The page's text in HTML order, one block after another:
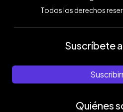
Todos los derechos
Suscríbete
Quiénes